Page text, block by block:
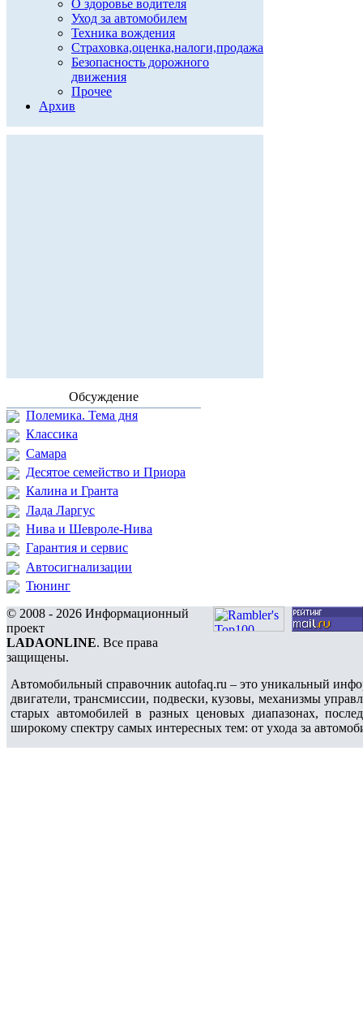
О здоровье водителя
Уход за автомобилем
Техника вождения
Страховка,оценка,налоги,продажа
Безопасность дорожного
движения
Прочее
Архив
Обсуждение
Полемика. Тема дня
Классика
Самара
Десятое семейство и Приора
Калина и Гранта
Лада Ларгус
Нива и Шевроле-Нива
Гарантия и сервис
Автосигнализации
Тюнинг
© 2008 - 2026 Информационный
проект
LADAONLINE. Все права
защищены.
Автомобильный справочник autofaq.ru – это уникальный
двигатели, трансмиссии, подвески, кузовы, механизмы
старых автомобилей в разных ценовых диапазонах,
широкому спектру самых интересных тем: от ухода за